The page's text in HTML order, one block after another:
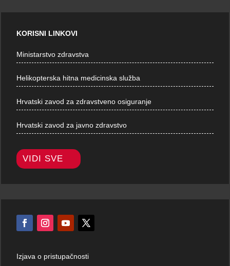
KORISNI LINKOVI
Ministarstvo zdravstva
Helikopterska hitna medicinska služba
Hrvatski zavod za zdravstveno osiguranje
Hrvatski zavod za javno zdravstvo
VIDI SVE
Izjava o pristupačnosti